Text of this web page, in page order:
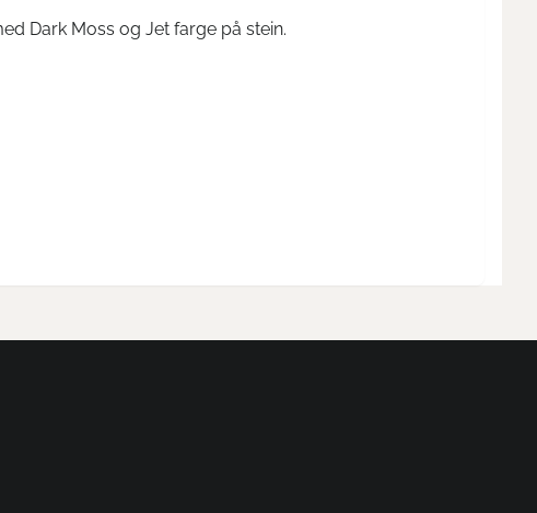
Dark Moss og Jet farge på stein.